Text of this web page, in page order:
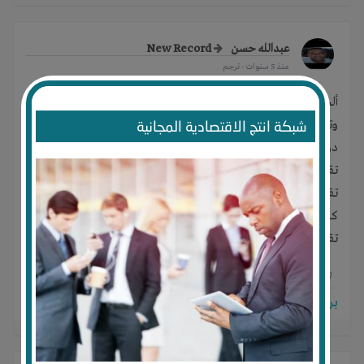
شبكة انتج الاقتصادية المجانية
عبدالله حسن New Record
منذ 5 سنوات - ترجم
ألحمدلله ... يتميز مشروعنا القائم بصفر خسائر ونسية الارباح عالية
وتزيد كبما زاد راس المال ...
دورة راس المال سريعة جدا ٤٥ يوم تقريبا
تقدر كمان تدخل مساهم او شريك
تقدر تاخد ربح شهري
كل الاعمال بتتم باوراق وتعاقدات رسمية
تقدر تساهم بمجهودك لو حابب عشان تبقى مطمئن
0
0
برجاء تسجيل الدخول للتواصل!